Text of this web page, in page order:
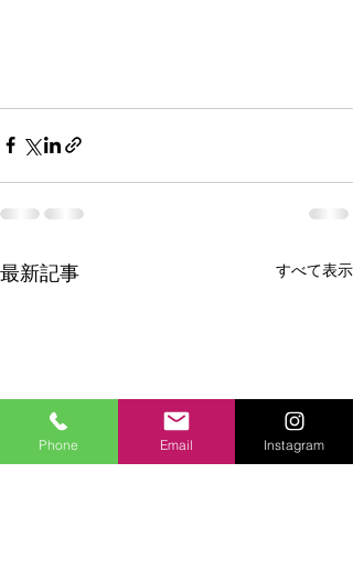
最新記事 すべて表示
Phone Email Instagram